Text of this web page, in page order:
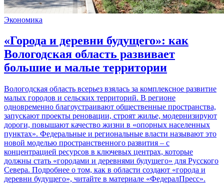
Экономика
«Города и деревни будущего»: как
Вологодская область развивает
большие и малые территории
Вологодская область всерьез взялась за комплексное развитие
малых городов и сельских территорий. В регионе
одновременно благоустраивают общественные пространства,
запускают проекты реновации, строят жилье, модернизируют
дороги, повышают качество жизни в «опорных населенных
пунктах». Федеральные и региональные власти называют это
новой моделью пространственного развития – с
концентрацией ресурсов в ключевых центрах, которые
должны стать «городами и деревнями будущего» для Русского
Севера. Подробнее о том, как в области создают «города и
деревни будущего», читайте в материале «ФедералПресс».